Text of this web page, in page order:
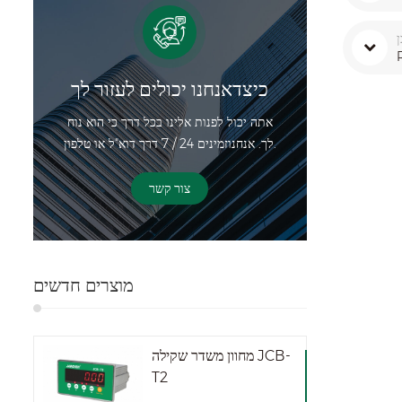
כיצדאנחנו יכולים לעזור לך
אתה יכול לפנות אלינו בכל דרך כי הוא נוח
לך. אנחנוזמינים 24 / 7 דרך דוא"ל או טלפון.
צור קשר
מוצרים חדשים
מחוון משדר שקילה JCB-
T2